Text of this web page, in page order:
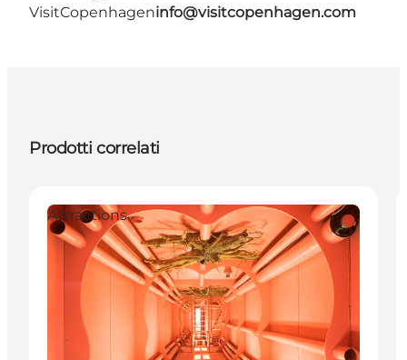
VisitCopenhageninfo@visitcopenhagen.com
Prodotti correlati
Attractions